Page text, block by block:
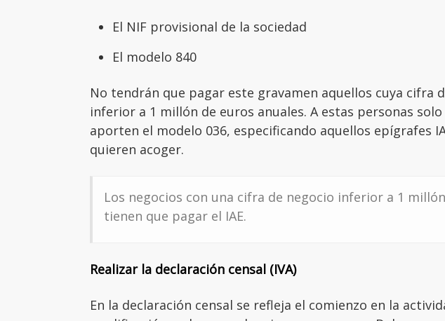
El NIF provisional de la sociedad
El modelo 840
No tendrán que pagar este gravamen aquellos cuya cifra
inferior a 1 millón de euros anuales. A estas personas
aporten el modelo 036, especificando aquellos epígrafes
quieren acoger.
Los negocios con una cifra de negocio inferior a 1
tienen que pagar el IAE.
Realizar la declaración censal (IVA)
En la declaración censal se refleja el comienzo en la